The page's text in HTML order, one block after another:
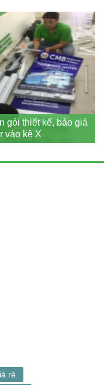
gói thiết kế, báo giá
vào kệ X
rẻ